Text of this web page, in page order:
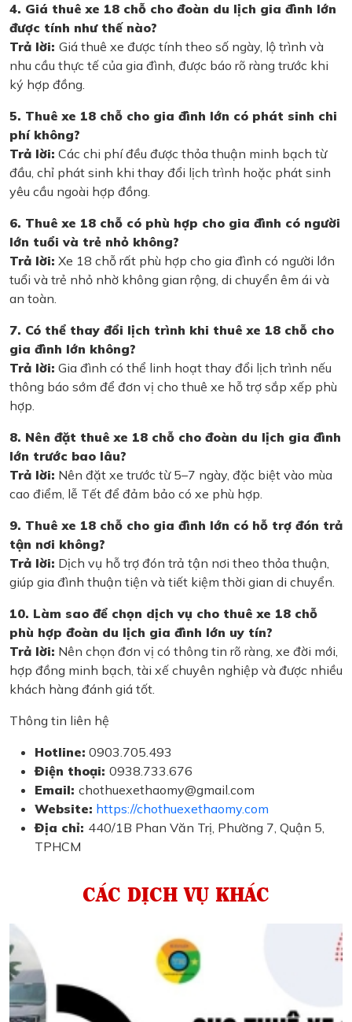
4. Giá thuê xe 18 chỗ cho đoàn du lịch gia đình lớn
được tính như thế nào?
Trả lời: Giá thuê xe được tính theo số ngày, lộ trình và
nhu cầu thực tế của gia đình, được báo rõ ràng trước khi
ký hợp đồng.
5. Thuê xe 18 chỗ cho gia đình lớn có phát sinh chi
phí không?
Trả lời: Các chi phí đều được thỏa thuận minh bạch từ
đầu, chỉ phát sinh khi thay đổi lịch trình hoặc phát sinh
yêu cầu ngoài hợp đồng.
6. Thuê xe 18 chỗ có phù hợp cho gia đình có người
lớn tuổi và trẻ nhỏ không?
Trả lời: Xe 18 chỗ rất phù hợp cho gia đình có người lớn
tuổi và trẻ nhỏ nhờ không gian rộng, di chuyển êm ái và
an toàn.
7. Có thể thay đổi lịch trình khi thuê xe 18 chỗ cho
gia đình lớn không?
Trả lời: Gia đình có thể linh hoạt thay đổi lịch trình nếu
thông báo sớm để đơn vị cho thuê xe hỗ trợ sắp xếp phù
hợp.
8. Nên đặt thuê xe 18 chỗ cho đoàn du lịch gia đình
lớn trước bao lâu?
Trả lời: Nên đặt xe trước từ 5–7 ngày, đặc biệt vào mùa
cao điểm, lễ Tết để đảm bảo có xe phù hợp.
9. Thuê xe 18 chỗ cho gia đình lớn có hỗ trợ đón trả
tận nơi không?
Trả lời: Dịch vụ hỗ trợ đón trả tận nơi theo thỏa thuận,
giúp gia đình thuận tiện và tiết kiệm thời gian di chuyển.
10. Làm sao để chọn dịch vụ cho thuê xe 18 chỗ
phù hợp đoàn du lịch gia đình lớn uy tín?
Trả lời: Nên chọn đơn vị có thông tin rõ ràng, xe đời mới,
hợp đồng minh bạch, tài xế chuyên nghiệp và được nhiều
khách hàng đánh giá tốt.
Thông tin liên hệ
Hotline: 0903.705.493
Điện thoại: 0938.733.676
Email: chothuexethaomy@gmail.com
Website: https://chothuexethaomy.com
Địa chỉ: 440/1B Phan Văn Trị, Phường 7, Quận 5,
TPHCM
CÁC DỊCH VỤ KHÁC